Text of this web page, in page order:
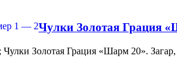
Чулки Золотая Грация
Золотая Грация «Шарм 20».